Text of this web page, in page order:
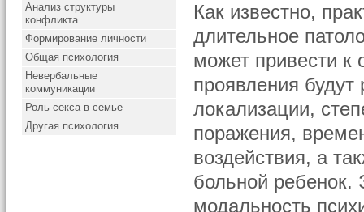
Анализ структуры
конфликта
Формирование личности
Общая психология
Невербальные
коммуникации
Роль секса в семье
Другая психология
Как известно,
длительное
может привести к
проявления будут
локализации,
поражения,
воздействия, а
больной
модальность